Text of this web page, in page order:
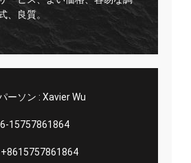
の、アイボリー色整理しま
ーソン : Xavier Wu
15757861864
+8615757861864